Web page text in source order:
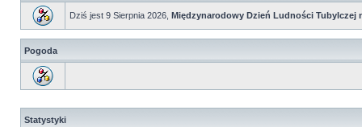
Dziś jest 9 Sierpnia 2026, Międzynarodowy Dzień Ludności Tubylczej
Pogoda
Statystyki